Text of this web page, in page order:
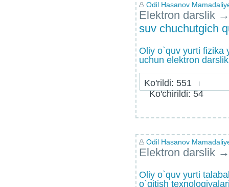
Odil Hasanov
Elektron darslik →
suv chuchutgich
Oliy o`quv yurti fizika
uchun elektron darslik
Ko'rildi: 551
Ko'chirildi: 54
Odil Hasanov
Elektron darslik →
Oliy o`quv yurti
o`qitish